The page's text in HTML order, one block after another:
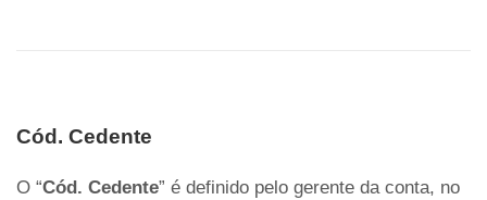
Cód. Cedente
O “Cód. Cedente” é definido pelo gerente da conta, no